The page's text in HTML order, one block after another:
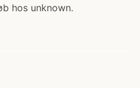
hos unknown.